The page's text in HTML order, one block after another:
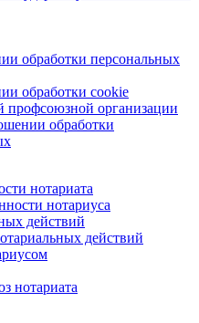
обработки персональных
обработки cookie
профсоюзной организации
обработки
нотариата
нотариуса
действий
действий
нотариата